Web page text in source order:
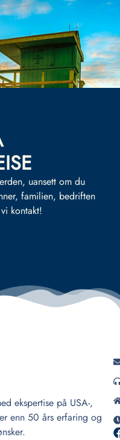
uansett om du
familien, bedriften
kontakt!
ekspertise på USA-,
enn 50 års erfaring og